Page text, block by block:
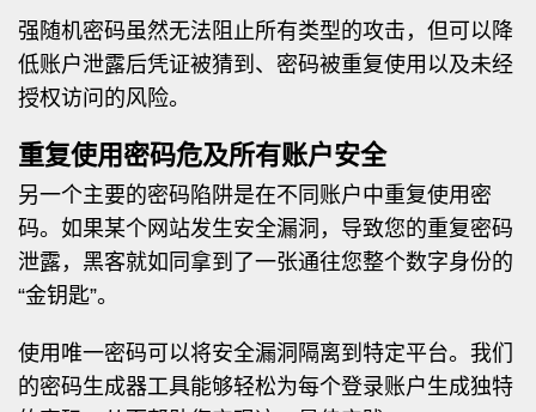
强随机密码虽然无法阻止所有类型的攻击，但可以降
低账户泄露后凭证被猜到、密码被重复使用以及未经
授权访问的风险。
重复使用密码危及所有账户安全
另一个主要的密码陷阱是在不同账户中重复使用密
码。如果某个网站发生安全漏洞，导致您的重复密码
泄露，黑客就如同拿到了一张通往您整个数字身份的
“金钥匙”。
使用唯一密码可以将安全漏洞隔离到特定平台。我们
的密码生成器工具能够轻松为每个登录账户生成独特